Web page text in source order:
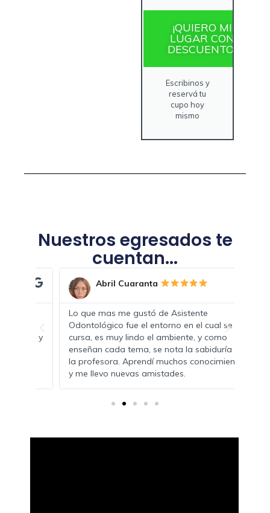
¡QUIERO MI
LUGAR CON
DESCUENTO!
Escribinos y
reservá tu
cupo hoy
mismo
Nuestros egresados te
cuentan...
Abril Cuaranta
Lo que mas me gustó de Asistente
Odontológico fue el entorno en el cual se
cursa, es muy lindo el ambiente, y como
enseñan cada tema, se nota la sabiduría de
la profesora. Aprendí muchos conocimientos
y me llevo nuevas amistades.